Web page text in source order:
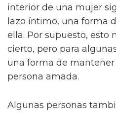
interior de una mujer
lazo íntimo, una forma
ella. Por supuesto, esto
cierto, pero para
una forma de
persona amada.
Algunas personas